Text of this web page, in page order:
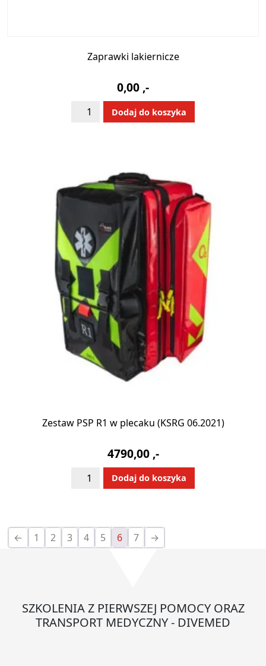
Zaprawki lakiernicze
0,00 ,-
ilość
Zaprawki
Dodaj do koszyka
Alternative:
Zestaw PSP R1 w plecaku (KSRG 06.2021)
4790,00 ,-
ilość
w
plecaku
Dodaj do koszyka
Alternative:
← 1 2 3 4 5 6 7 →
SZKOLENIA Z PIERWSZEJ POMOCY ORAZ
TRANSPORT MEDYCZNY - DIVEMED